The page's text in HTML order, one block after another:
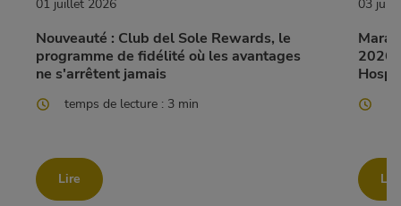
01 juillet 2026
Nouveauté : Club del Sole Rewards, le
programme de fidélité où les avantages
ne s'arrêtent jamais
temps de lecture : 3 min
Lire
03 juin
2026